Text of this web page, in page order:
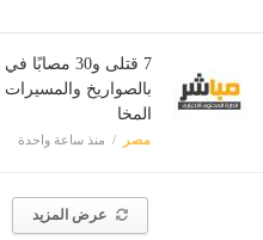
7 قتلى و30
بالصواريخ والمسيرات
المخا
مصر منذ ساعة واحدة
عرض المزيد